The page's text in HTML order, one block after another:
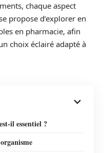
chaque aspect
propose d’explorer en
en pharmacie, afin
choix éclairé adapté à
il essentiel ?